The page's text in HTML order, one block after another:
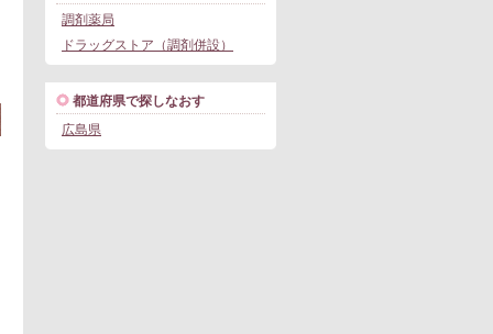
この求人にフォームで問い合わせる
調剤薬局
ドラッグストア（調剤併設）
都道府県で探しなおす
広島県